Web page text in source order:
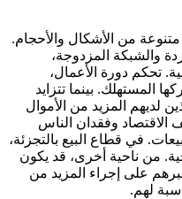
من الأشكال والأحجام.
والشبكة المزدوجة،
تحكم دورة الأعمال،
المستهلك. بينما تتزايد
لديهم المزيد من الأموال
الاقتصاد وفقدان الناس
في قطاع البيع بالتجزئة،
من ناحية أخرى، قد يكون
على إجراء المزيد من
لهم.